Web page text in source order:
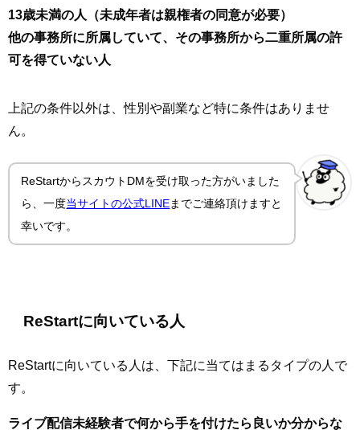
13歳未満の人（未成年者は親権者の同意が必要）
他の事務所に所属していて、その事務所から二重所属の許
可を得ていない人
上記の条件以外は、性別や副業など特に条件はありませ
ん。
ReStartからスカウトDMを受け取った方がいました
ら、一度当サイトの公式LINE までご連絡頂けますと
幸いです。
ReStartに向いている人
ReStartに向いている人は、下記に当てはまるタイプの人で
す。
ライブ配信未経験者で何から手を付けたら良いか分からな